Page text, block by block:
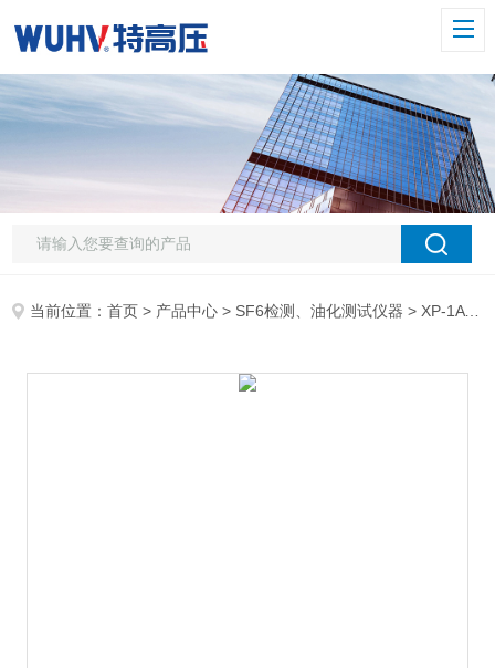
当前位置：首页 > 产品中心 > SF6检测、油化测试仪器 >XP-1A SF6定性检漏仪